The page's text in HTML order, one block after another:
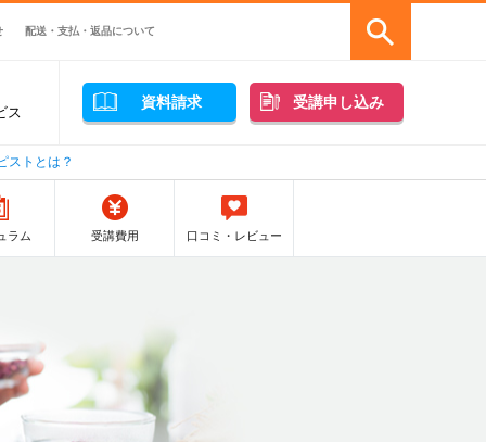
配送・支払・返品について
ス
資料請求 受講申し込み
ストとは？
ラム 受講費用 口コミ・レビュー